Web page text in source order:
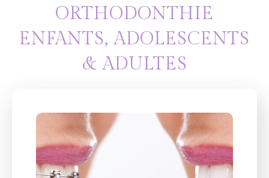
ORTHODONTHIE
ENFANTS, ADOLESCENTS
& ADULTES